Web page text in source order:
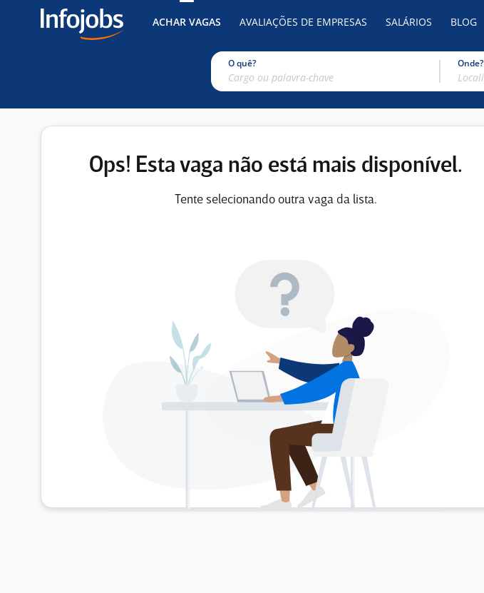
ACHAR VAGAS AVALIAÇÕES DE EMPRESAS SALÁRIOS BLOG
O quê? Onde?
Ops! Esta vaga não está mais disponível.
Tente selecionando outra vaga da lista.